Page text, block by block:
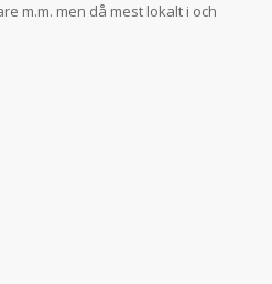
m.m. men då mest lokalt i och